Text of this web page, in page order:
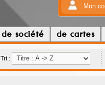
Mon
de société de cartes
Tri :